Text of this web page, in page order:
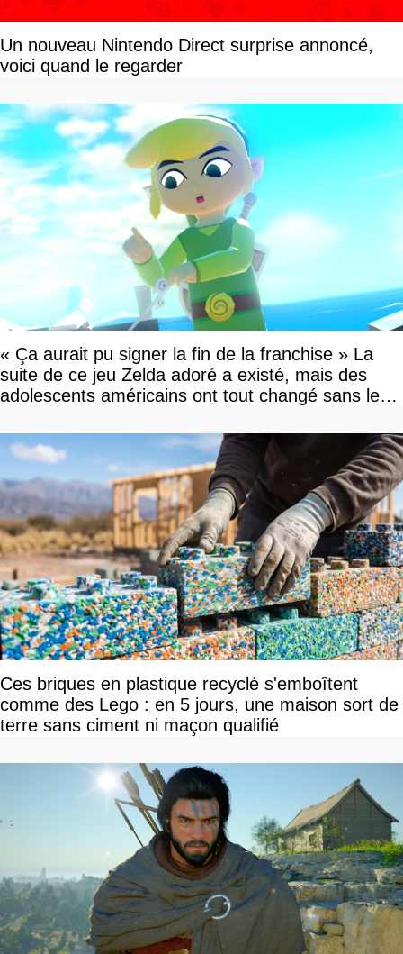
Un nouveau Nintendo Direct surprise annoncé,
voici quand le regarder
« Ça aurait pu signer la fin de la franchise » La
suite de ce jeu Zelda adoré a existé, mais des
adolescents américains ont tout changé sans le
Ces briques en plastique recyclé s'emboîtent
comme des Lego : en 5 jours, une maison sort de
terre sans ciment ni maçon qualifié